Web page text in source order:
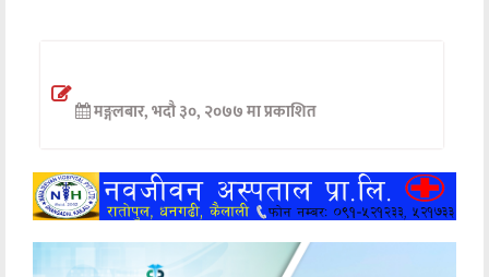
अन्तर्वार्ता
खेलकुद
मनोरञ्जन
अन्य
मङ्गलबार, भदौ ३०, २०७७ मा प्रकाशित